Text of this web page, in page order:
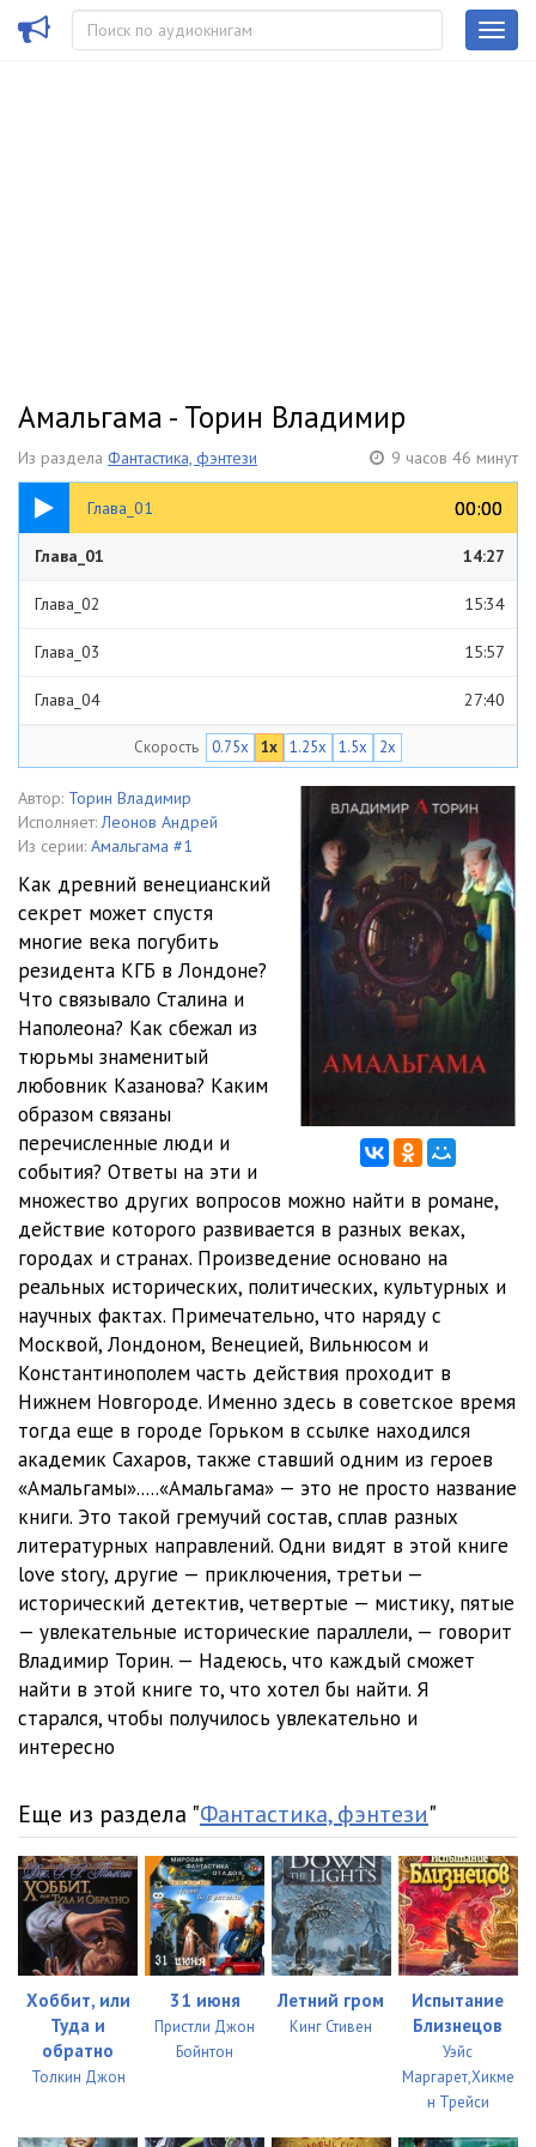
Амальгама - Торин Владимир
Из раздела Фантастика, фэнтези 9 часов 46 минут
Глава_01 00:00
00:00
14:27
Глава_01 14:27
Глава_02 15:34
Глава_03 15:57
Глава_04 27:40
Глава_06
Глава_07 13:40
Глава_08 26:38
Глава_09 11:31
Глава_10 16:12
Глава_11
Глава_12
Глава_13 18:49
Глава_14
Глава_15
Глава_16
Глава_17
Глава_18
28:57
Глава_20 17:57
Глава_21
Глава_22
Глава_23 13:33
Глава_24 10:19
Глава_26
Глава_29 09:48
Глава_30 07:47
Глава_31 15:01
Глава_32 08:02
Скорость 0.75x 1x 1.25x 1.5x 2x
Автор: Торин Владимир
Исполняет: Леонов Андрей
Из серии: Амальгама #1
Как древний венецианский
секрет может спустя
многие века погубить
резидента КГБ в Лондоне?
Что связывало Сталина и
Наполеона? Как сбежал из
тюрьмы знаменитый
любовник Казанова? Каким
образом связаны
перечисленные люди и
события? Ответы на эти и
множество других вопросов можно найти в романе,
действие которого развивается в разных веках,
городах и странах. Произведение основано на
реальных исторических, политических, культурных и
научных фактах. Примечательно, что наряду с
Москвой, Лондоном, Венецией, Вильнюсом и
Константинополем часть действия проходит в
Нижнем Новгороде. Именно здесь в советское время
тогда еще в городе Горьком в ссылке находился
академик Сахаров, также ставший одним из героев
«Амальгамы».....«Амальгама» — это не просто название
книги. Это такой гремучий состав, сплав разных
литературных направлений. Одни видят в этой книге
love story, другие — приключения, третьи —
исторический детектив, четвертые — мистику, пятые
— увлекательные исторические параллели, — говорит
Владимир Торин. — Надеюсь, что каждый сможет
найти в этой книге то, что хотел бы найти. Я
старался, чтобы получилось увлекательно и
интересно
Еще из раздела "Фантастика, фэнтези"
Хоббит, или
Туда и
обратно
Толкин Джон
31 июня
Пристли Джон
Бойнтон
Летний гром
Кинг Стивен
Испытание
Близнецов
Уэйс
Маргарет,Хикме
н Трейси